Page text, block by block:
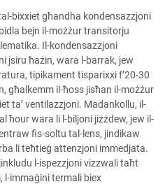
bixxiet għandha kondensazzjoni
bejn il-możżur transitorju
Il-kondensazzjoni
jsiru ħażin, wara l-barrak, jew
tipikament tisparixxi f’20-30
għalkemm il-ħoss jisħan il-możżur
ta’ ventilazzjoni. Madankollu, il-
ħour wara li l-biljoni jiżżdew, jew il-
fis-soltu tal-lens, jindikaw
li teħtieġ attenzjoni immedjata.
l-ispezzjoni vizzwali taħt
l-immaġini termali biex